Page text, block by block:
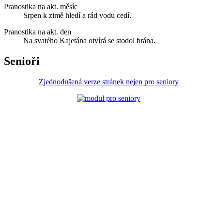
Pranostika na akt. měsíc
Srpen k zimě hledí a rád vodu cedí.
Pranostika na akt. den
Na svatého Kajetána otvírá se stodol brána.
Senioři
Zjednodušená verze stránek nejen pro seniory